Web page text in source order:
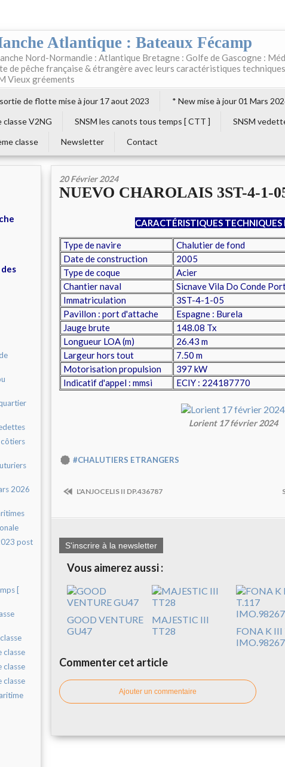
Atlantique : Bateaux Fécamp
Nord-Normandie : Atlantique Bretagne : Golfe de Gascogne :
de pêche française & étrangère avec leurs caractéristiques
Vieux gréements
de flotte mise à jour 17 aout 2023
* New mise à jour 01 Mars
classe V2NG
SNSM les canots tous temps [ CTT ]
SNSM
classe
Newsletter Contact
côtiers
2026
post
[
classe
classe
classe
20 Février 2024
NUEVO CHAROLAIS 3ST-4-1-
CARACTÉRISTIQUES TECHNIQUES
Type de navire
Chalutier de fond
Date de construction
2005
Type de coque
Acier
Chantier naval
Sicnave Vila Do Conde
Immatriculation
3ST-4-1-05
Pavillon : port d'attache
Espagne : Burela
Jauge brute
148.08 Tx
Longueur LOA (m)
26.43 m
Largeur hors tout
7.50 m
Motorisation propulsion
397 kW
Indicatif d'appel : mmsi
ECIY : 224187770
Lorient 17 février 2024
#CHALUTIERS ETRANGERS
L'ANJOCELIS II DP.436787
S'inscrire à la newsletter
Vous aimerez aussi :
GOOD VENTURE
GU47
MAJESTIC III
TT28
FONA K III
Commenter cet article
Ajouter un commentaire